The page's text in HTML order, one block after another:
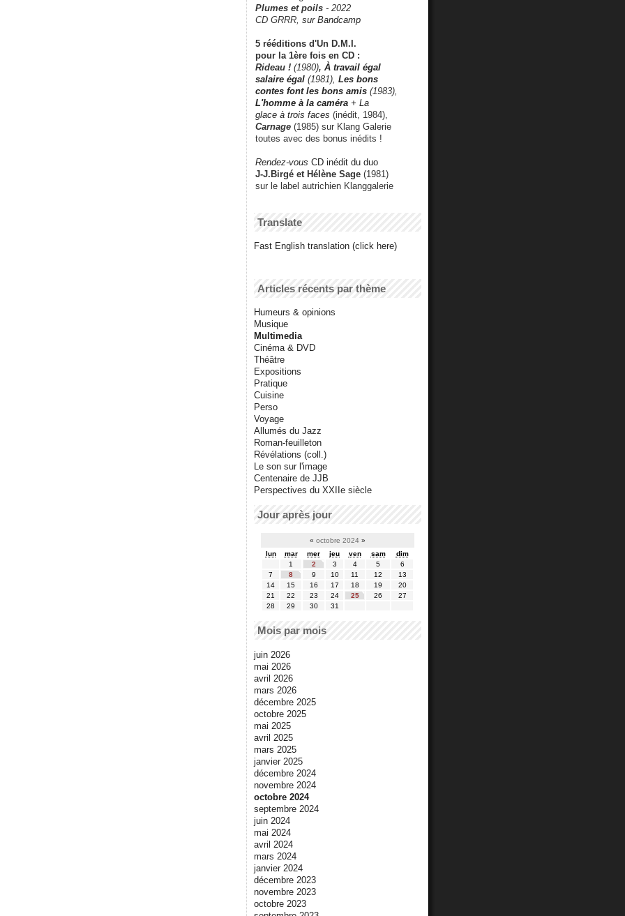
Plumes et poils - 2022
CD GRRR, sur Bandcamp
5 rééditions d'Un D.M.I.
pour la 1ère fois en CD :
Rideau ! (1980), À travail égal
salaire égal (1981), Les bons
contes font les bons amis (1983),
L'homme à la caméra + La
glace à trois faces (inédit, 1984),
Carnage (1985) sur Klang Galerie
toutes avec des bonus inédits !
Rendez-vous CD inédit du duo
J-J.Birgé et Hélène Sage (1981)
sur le label autrichien Klanggalerie
Translate
Fast English translation (click here)
Articles récents par thème
Humeurs & opinions
Musique
Multimedia
Cinéma & DVD
Théâtre
Expositions
Pratique
Cuisine
Perso
Voyage
Allumés du Jazz
Roman-feuilleton
Révélations (coll.)
Le son sur l'image
Centenaire de JJB
Perspectives du XXIIe siècle
Jour après jour
« octobre 2024 »
lun
mar mer jeu ven sam
dim
1
2 3 4 5
6
7
8 9 10 11 12
13
14
15 16 17 18 19
20
21
22 23 24 25 26
27
28
29 30 31
Mois par mois
juin 2026
mai 2026
avril 2026
mars 2026
décembre 2025
octobre 2025
mai 2025
avril 2025
mars 2025
janvier 2025
décembre 2024
novembre 2024
octobre 2024
septembre 2024
juin 2024
mai 2024
avril 2024
mars 2024
janvier 2024
décembre 2023
novembre 2023
octobre 2023